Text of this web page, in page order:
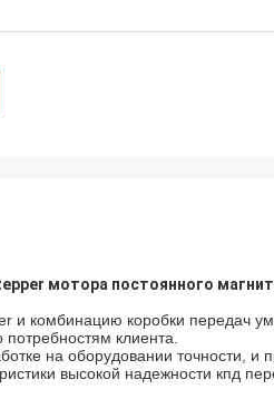
мотора постоянного
и комбинацию коробки передач
клиента.
на оборудовании точности,
высокой надежности кпд